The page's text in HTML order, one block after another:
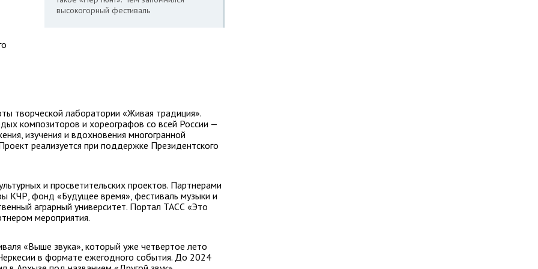
высокогорный фестиваль
творческой лаборатории «Живая традиция».
композиторов и хореографов со всей России —
изучения и вдохновения многогранной
реализуется при поддержке Президентского
и просветительских проектов. Партнерами
КЧР, фонд «Будущее время», фестиваль музыки и
аграрный университет. Портал ТАСС «Это
мероприятия.
«Выше звука», который уже четвертое лето
в формате ежегодного события. До 2024